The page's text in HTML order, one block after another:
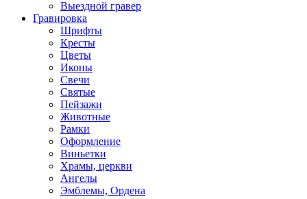
Выездной гравер
Гравировка
Шрифты
Кресты
Цветы
Иконы
Свечи
Святые
Пейзажи
Животные
Рамки
Оформление
Виньетки
Храмы, церкви
Ангелы
Эмблемы, Ордена